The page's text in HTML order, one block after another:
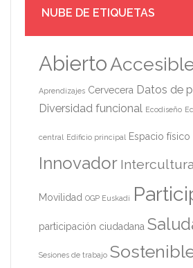
NUBE DE ETIQUETAS
Abierto
Aprendizajes Cervecera Datos de
Diversidad funcional Ecodiseño
central Edificio principal Espacio físico
Innovador
Movilidad OGP Euskadi
participación ciudadana
Sesiones de trabajo